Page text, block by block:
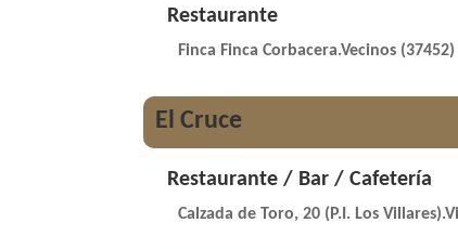
Restaurante
Finca Finca Corbacera.Vecinos (37452)
El Cruce
Restaurante / Bar / Cafetería
Calzada de Toro, 20 (P.I. Los